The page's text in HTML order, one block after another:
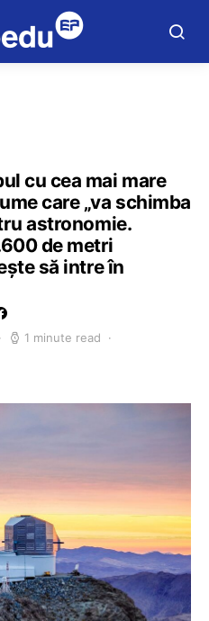
cu cea mai mare
care „va schimba
astronomie.
de metri
să intre în
1 minute read